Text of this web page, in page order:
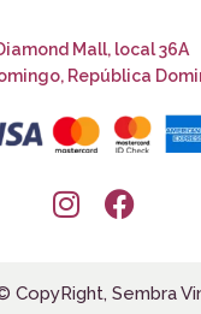
Mall, local 36A
República
CopyRight, Sembra